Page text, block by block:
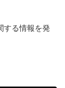
する情報を発